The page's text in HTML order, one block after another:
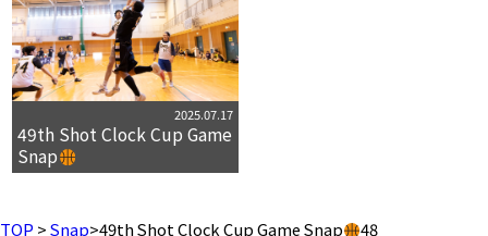
2025.07.17
49th Shot Clock Cup Game
Snap
TOP >Snap>49th Shot Clock Cup Game Snap 48